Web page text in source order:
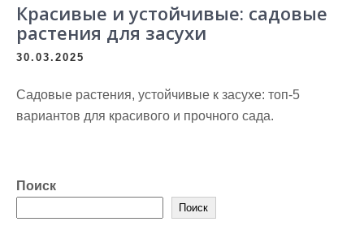
Красивые и устойчивые: садовые
растения для засухи
30.03.2025
Садовые растения, устойчивые к засухе: топ-5
вариантов для красивого и прочного сада.
Поиск
Поиск